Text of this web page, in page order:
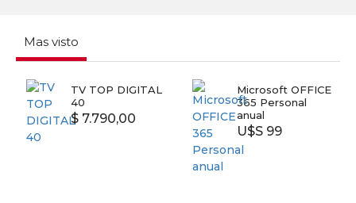
Mas visto
TV TOP DIGITAL
40
$ 7.790,00
Microsoft OFFICE
365 Personal
anual
U$S 99